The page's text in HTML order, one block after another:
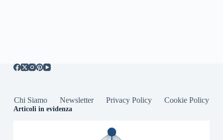
Chi Siamo Newsletter Privacy Policy Cookie Policy
Articoli in evidenza